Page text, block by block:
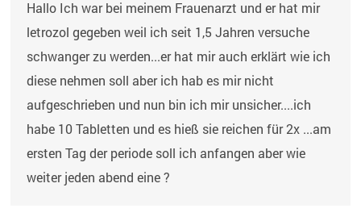
Hallo Ich war bei meinem Frauenarzt und er hat mir
letrozol gegeben weil ich seit 1,5 Jahren versuche
schwanger zu werden...er hat mir auch erklärt wie ich
diese nehmen soll aber ich hab es mir nicht
aufgeschrieben und nun bin ich mir unsicher....ich
habe 10 Tabletten und es hieß sie reichen für 2x ...am
ersten Tag der periode soll ich anfangen aber wie
weiter jeden abend eine ?